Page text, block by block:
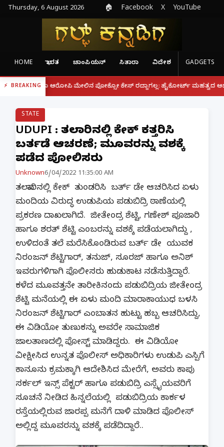
Thursday, 6 August 2026 🏠 Facebook X YouTube
HOME ಭಾರತ ಚಾಂಪಿಯನ್ ಸಿತಾರಾ ವಿದೇಶ GADGETS
BREAKING
ಮೇಲಿನ ಪೋಕ್ಸೋ ಕೇಸ್ ರದ್ದಾಗಲ್ಲ: ಹೈಕೋರ್ಟ್ ಮಹತ್ವದ ಆದೇಶ | ಫೋನ್
STATE
UDUPI : ತಲವಾರಿನಲ್ಲಿ ಕೇಕ್ ಕತ್ತರಿಸಿ
ಬರ್ತಡೆ ಆಚರಣೆ; ಮೂವರನ್ನು ವಶಕ್ಕೆ
ಪಡೆದ ಪೋಲಿಸರು
Unknown6/04/2022 11:35:00 AM
ತಲವಾರಿನಲ್ಲಿ ಕೇಕ್ ತುಂಡರಿಸಿ ಬರ್ತ್ ಡೇ ಆಚರಿಸಿದ ಏಳು
ಮಂದಿಯ ವಿರುದ್ಧ ಉಡುಪಿಯ ಪಡುಬಿದ್ರಿ ಠಾಣೆಯಲ್ಲಿ
ಪ್ರಕರಣ ದಾಖಲಾಗಿದೆ. ಜೀತೇಂದ್ರ ಶೆಟ್ಟಿ, ಗಣೇಶ್ ಪೂಜಾರಿ
ಹಾಗೂ ಶರತ್ ಶೆಟ್ಟಿ ಎಂಬರನ್ನು ವಶಕ್ಕೆ ಪಡೆಯಲಾಗಿದ್ದು ,
ಉಳಿದಂತೆ ತಲೆ ಮರೆಸಿಕೊಂಡಿರುವ ಬರ್ತ್ ಡೇ ಯುವಕ
ನಿರಂಜನ್ ಶೆಟ್ಟಿಗಾರ್, ತನುಜ್, ಸೂರಜ್ ಹಾಗೂ ಅನಿಶ್
ಇವರುಗಳಿಗಾಗಿ ಪೊಲೀಸರು ಹುಡುಕಾಟ ನಡೆಸುತ್ತಿದ್ದಾರೆ.
ಕಳೆದ ಮೂವತ್ತನೇ ತಾರೀಕಿನಂದು ಪಡುಬಿದ್ರಿಯ ಜೀತೇಂದ್ರ
ಶೆಟ್ಟಿ ಮನೆಯಲ್ಲಿ ಈ ಏಳು ಮಂದಿ ಮಾರಾಕಾಯುಧ ಬಳಸಿ
ನಿರಂಜನ್ ಶೆಟ್ಟಿಗಾರ್ ಎಂಬಾತನ ಹುಟ್ಟು ಹಬ್ಬ ಆಚರಿಸಿದ್ದು,
ಈ ವಿಡಿಯೋ ತುಣುಕನ್ನು ಅವರೇ ಸಾಮಾಜಿಕ
ಜಾಲತಾಣದಲ್ಲಿ ಪೋಸ್ಟ್ ಮಾಡಿದ್ದರು. ಈ ವಿಡಿಯೋ
ವೀಕ್ಷೀಸಿದ ಉನ್ನತ ಪೊಲೀಸ್ ಅಧಿಕಾರಿಗಳು ಉಡುಪಿ ಎಸ್ಪಿಗೆ
ಕಾನೂನು ಕ್ರಮಕ್ಕಾಗಿ ಆದೇಶಿಸಿದ ಮೇರೆಗೆ, ಅವರು ಕಾಪು
ಸರ್ಕಲ್ ಇನ್ಸ್ ಪೆಕ್ಟರ್ ಹಾಗೂ ಪಡುಬಿದ್ರಿ ಎಸ್ಸೈಯವರಿಗೆ
ಸೂಚನೆ ನೀಡಿದ ಹಿನ್ನಲೆಯಲ್ಲಿ ಪಡುಬಿದ್ರಿಯ ಕಾರ್ಕಳ
ರಸ್ತೆಯಲ್ಲಿರುವ ಜಾರಪ್ಪ ಮನೆಗೆ ದಾಳಿ ಮಾಡಿದ ಪೊಲೀಸ್
ಅಲ್ಲಿದ್ದ ಮೂವರನ್ನು ವಶಕ್ಕೆ ಪಡೆದಿದ್ದಾರೆ..